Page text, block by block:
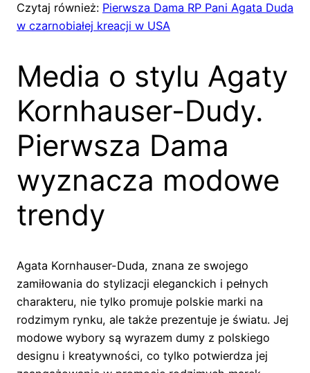
Czytaj również: Pierwsza Dama RP Pani Agata Duda
w czarnobiałej kreacji w USA
Media o stylu Agaty
Kornhauser-Dudy.
Pierwsza Dama
wyznacza modowe
trendy
Agata Kornhauser-Duda, znana ze swojego
zamiłowania do stylizacji eleganckich i pełnych
charakteru, nie tylko promuje polskie marki na
rodzimym rynku, ale także prezentuje je światu. Jej
modowe wybory są wyrazem dumy z polskiego
designu i kreatywności, co tylko potwierdza jej